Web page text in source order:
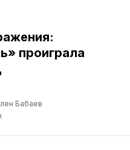
проиграла
Бабаев